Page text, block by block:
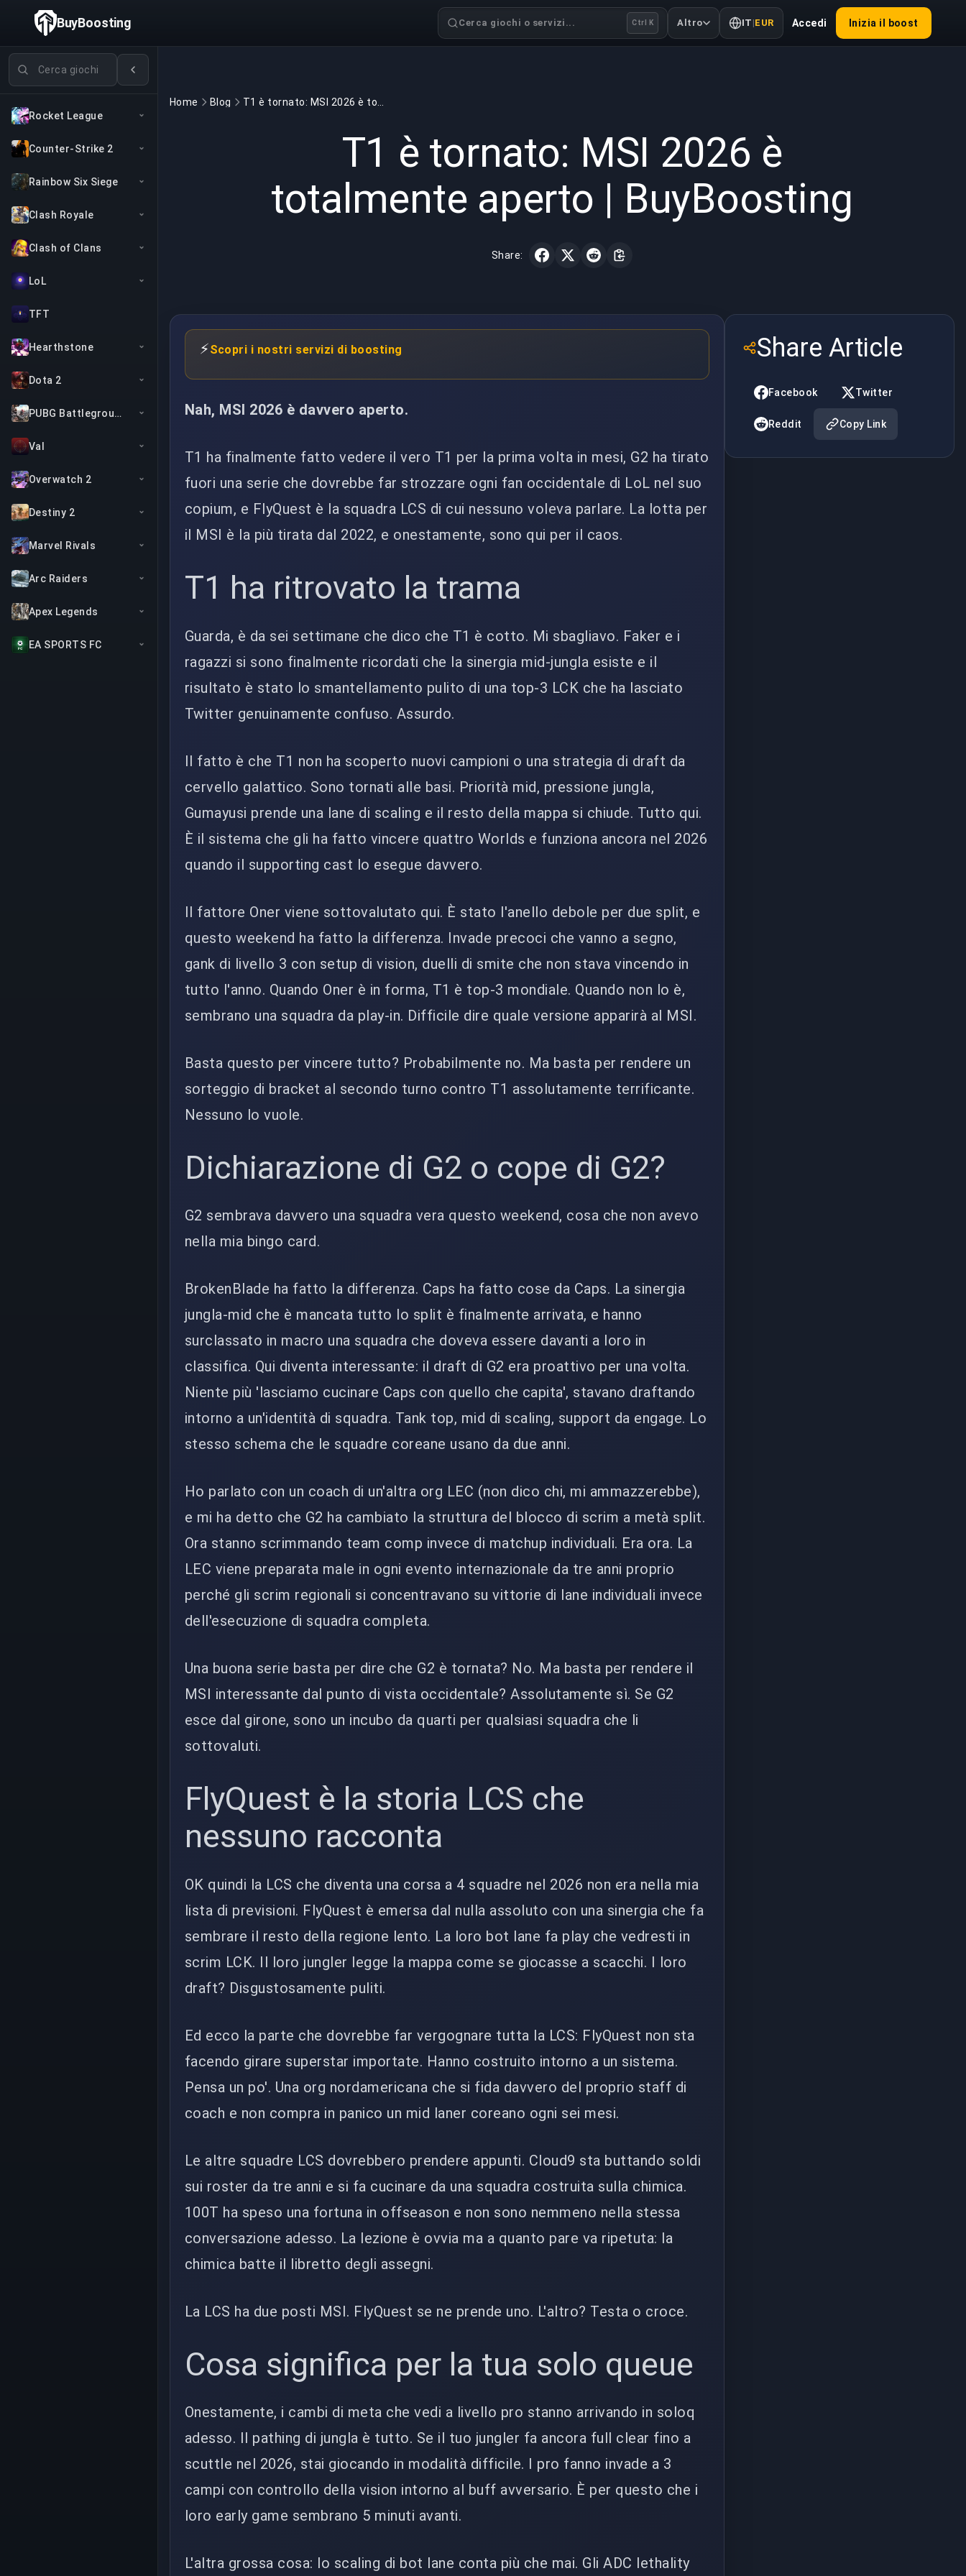
Cerca giochi
Rocket League
Counter-Strike 2
Rainbow Six Siege
Clash Royale
Clash of Clans
LoL
TFT
Hearthstone
Dota 2
PUBG Battlegrounds
Val
Overwatch 2
Destiny 2
Marvel Rivals
Arc Raiders
Apex Legends
EA SPORTS FC
BuyBoosting Cerca giochi o servizi... Ctrl K Altro IT |EUR Accedi Inizia il boost
Home Blog
T1 è tornato: MSI 2026 è
totalmente aperto | BuyBoosting
Share:
⚡Scopri i nostri servizi di boosting
Nah, MSI 2026 è davvero aperto.
T1 ha finalmente fatto vedere il vero T1 per la prima volta in mesi, G2 ha tirato
fuori una serie che dovrebbe far strozzare ogni fan occidentale di LoL nel suo
copium, e FlyQuest è la squadra LCS di cui nessuno voleva parlare. La lotta per
il MSI è la più tirata dal 2022, e onestamente, sono qui per il caos.
T1 ha ritrovato la trama
Guarda, è da sei settimane che dico che T1 è cotto. Mi sbagliavo. Faker e i
ragazzi si sono finalmente ricordati che la sinergia mid-jungla esiste e il
risultato è stato lo smantellamento pulito di una top-3 LCK che ha lasciato
Twitter genuinamente confuso. Assurdo.
Il fatto è che T1 non ha scoperto nuovi campioni o una strategia di draft da
cervello galattico. Sono tornati alle basi. Priorità mid, pressione jungla,
Gumayusi prende una lane di scaling e il resto della mappa si chiude. Tutto qui.
È il sistema che gli ha fatto vincere quattro Worlds e funziona ancora nel 2026
quando il supporting cast lo esegue davvero.
Il fattore Oner viene sottovalutato qui. È stato l'anello debole per due split, e
questo weekend ha fatto la differenza. Invade precoci che vanno a segno,
gank di livello 3 con setup di vision, duelli di smite che non stava vincendo in
tutto l'anno. Quando Oner è in forma, T1 è top-3 mondiale. Quando non lo è,
sembrano una squadra da play-in. Difficile dire quale versione apparirà al MSI.
Basta questo per vincere tutto? Probabilmente no. Ma basta per rendere un
sorteggio di bracket al secondo turno contro T1 assolutamente terrificante.
Nessuno lo vuole.
Dichiarazione di G2 o cope di G2?
G2 sembrava davvero una squadra vera questo weekend, cosa che non avevo
nella mia bingo card.
BrokenBlade ha fatto la differenza. Caps ha fatto cose da Caps. La sinergia
jungla-mid che è mancata tutto lo split è finalmente arrivata, e hanno
surclassato in macro una squadra che doveva essere davanti a loro in
classifica. Qui diventa interessante: il draft di G2 era proattivo per una volta.
Niente più 'lasciamo cucinare Caps con quello che capita', stavano draftando
intorno a un'identità di squadra. Tank top, mid di scaling, support da engage. Lo
stesso schema che le squadre coreane usano da due anni.
Ho parlato con un coach di un'altra org LEC (non dico chi, mi ammazzerebbe),
e mi ha detto che G2 ha cambiato la struttura del blocco di scrim a metà split.
Ora stanno scrimmando team comp invece di matchup individuali. Era ora. La
LEC viene preparata male in ogni evento internazionale da tre anni proprio
perché gli scrim regionali si concentravano su vittorie di lane individuali invece
dell'esecuzione di squadra completa.
Una buona serie basta per dire che G2 è tornata? No. Ma basta per rendere il
MSI interessante dal punto di vista occidentale? Assolutamente sì. Se G2
esce dal girone, sono un incubo da quarti per qualsiasi squadra che li
sottovaluti.
FlyQuest è la storia LCS che
nessuno racconta
OK quindi la LCS che diventa una corsa a 4 squadre nel 2026 non era nella mia
lista di previsioni. FlyQuest è emersa dal nulla assoluto con una sinergia che fa
sembrare il resto della regione lento. La loro bot lane fa play che vedresti in
scrim LCK. Il loro jungler legge la mappa come se giocasse a scacchi. I loro
draft? Disgustosamente puliti.
Ed ecco la parte che dovrebbe far vergognare tutta la LCS: FlyQuest non sta
facendo girare superstar importate. Hanno costruito intorno a un sistema.
Pensa un po'. Una org nordamericana che si fida davvero del proprio staff di
coach e non compra in panico un mid laner coreano ogni sei mesi.
Le altre squadre LCS dovrebbero prendere appunti. Cloud9 sta buttando soldi
sui roster da tre anni e si fa cucinare da una squadra costruita sulla chimica.
100T ha speso una fortuna in offseason e non sono nemmeno nella stessa
conversazione adesso. La lezione è ovvia ma a quanto pare va ripetuta: la
chimica batte il libretto degli assegni.
La LCS ha due posti MSI. FlyQuest se ne prende uno. L'altro? Testa o croce.
Cosa significa per la tua solo queue
Onestamente, i cambi di meta che vedi a livello pro stanno arrivando in soloq
adesso. Il pathing di jungla è tutto. Se il tuo jungler fa ancora full clear fino a
scuttle nel 2026, stai giocando in modalità difficile. I pro fanno invade a 3
campi con controllo della vision intorno al buff avversario. È per questo che i
loro early game sembrano 5 minuti avanti.
L'altra grossa cosa: lo scaling di bot lane conta più che mai. Gli ADC lethality
Share Article
Facebook Twitter
Reddit Copy Link